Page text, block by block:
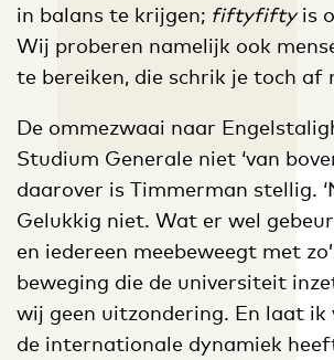
in balans te krijgen; fiftyfiftyis
Wij proberen namelijk ook
te bereiken, die schrik je toch af
De ommezwaai naar
Studium Generale niet ‘van
daarover is Timmerman stellig.
Gelukkig niet. Wat er wel
en iedereen meebeweegt met
beweging die de universiteit
wij geen uitzondering. En laat ik
de internationale dynamiek